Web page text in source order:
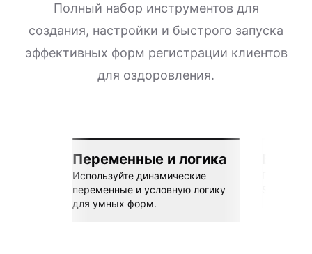
Полный набор инструментов для
создания, настройки и быстрого запуска
эффективных форм регистрации клиентов
для оздоровления.
Переменные и логика
Используйте динамические
переменные и условную логику
для умных форм.